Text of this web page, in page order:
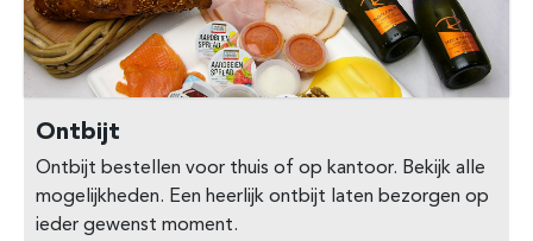
Ontbijt
Ontbijt bestellen voor thuis of op kantoor. Bekijk alle
mogelijkheden. Een heerlijk ontbijt laten bezorgen op
ieder gewenst moment.